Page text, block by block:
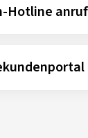
Hotline